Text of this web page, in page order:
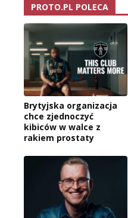
PROTO.PL POLECA
Brytyjska organizacja
chce zjednoczyć
kibiców w walce z
rakiem prostaty